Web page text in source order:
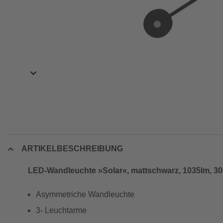
ARTIKELBESCHREIBUNG
LED-Wandleuchte »Solar«, mattschwarz, 1035lm,
Asymmetriche Wandleuchte
3- Leuchtarme